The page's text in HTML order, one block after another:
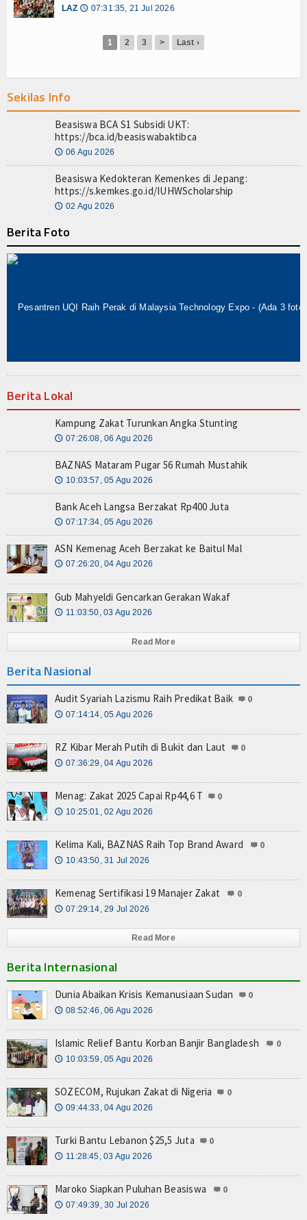
PROFIL
Filantroper
Organisasi Filantropi
HIKMAH
Z-Story Lokal
Z-Story Global
Agenda
Indeks Berita
LAZ 🕔 07:31:35, 21 Jul 2026
1 2 3 > Last ›
Sekilas Info
Beasiswa BCA S1 Subsidi UKT:
https://bca.id/beasiswabaktibca
🕔 06 Agu 2026
Beasiswa Kedokteran Kemenkes di Jepang:
https://s.kemkes.go.id/IUHWScholarship
🕔 02 Agu 2026
Berita Foto
Berita Lokal
Kampung Zakat Turunkan Angka Stunting
🕔 07:26:08, 06 Agu 2026
BAZNAS Mataram Pugar 56 Rumah Mustahik
🕔 10:03:57, 05 Agu 2026
Bank Aceh Langsa Berzakat Rp400 Juta
🕔 07:17:34, 05 Agu 2026
ASN Kemenag Aceh Berzakat ke Baitul Mal
🕔 07:26:20, 04 Agu 2026
Gub Mahyeldi Gencarkan Gerakan Wakaf
🕔 11:03:50, 03 Agu 2026
Read More
Berita Nasional
Audit Syariah Lazismu Raih Predikat Baik 0
🕔 07:14:14, 05 Agu 2026
RZ Kibar Merah Putih di Bukit dan Laut 0
🕔 07:36:29, 04 Agu 2026
Menag: Zakat 2025 Capai Rp44,6 T 0
🕔 10:25:01, 02 Agu 2026
Kelima Kali, BAZNAS Raih Top Brand Award 0
🕔 10:43:50, 31 Jul 2026
Kemenag Sertifikasi 19 Manajer Zakat 0
🕔 07:29:14, 29 Jul 2026
Read More
Berita Internasional
Dunia Abaikan Krisis Kemanusiaan Sudan 0
🕔 08:52:46, 06 Agu 2026
Islamic Relief Bantu Korban Banjir Bangladesh 0
🕔 10:03:59, 05 Agu 2026
SOZECOM, Rujukan Zakat di Nigeria 0
🕔 09:44:33, 04 Agu 2026
Turki Bantu Lebanon $25,5 Juta 0
🕔 11:28:45, 03 Agu 2026
Maroko Siapkan Puluhan Beasiswa 0
🕔 07:49:39, 30 Jul 2026